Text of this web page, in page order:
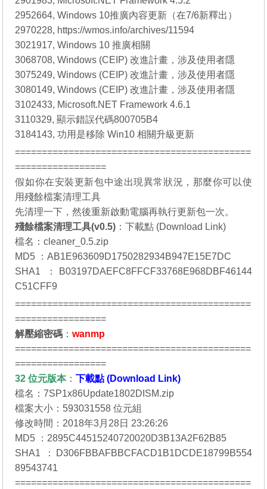
2952664, Windows 10推廣內容更新（在7/6新釋出）
2970228, https://wmos.info/archives/11594
3021917, Windows 10 推廣相關
3068708, Windows (CEIP) 改進計畫，涉及使用者隱
3075249, Windows (CEIP) 改進計畫，涉及使用者隱
3080149, Windows (CEIP) 改進計畫，涉及使用者隱
3102433, Microsoft.NET Framework 4.6.1
3110329, 顯示錯誤代碼800705B4
3184143, 功用是移除 Win10 相關升級更新
============================================
=================
假如你在安裝更新包中途出現異常狀況，那麼你可以使
用殘餘檔案清理工具
先清理一下，然後重新啟動電腦再執行更新包一次。
殘餘檔案清理工具(v0.5) ：下載點 (Download Link)
檔名：cleaner_0.5.zip
MD5 ：AB1E963609D1750282934B947E15E7DC
SHA1 ：B03197DAEFC8FFCF33768E968DBF46144
C51CFF9
============================================
=================
解壓縮密碼 ：wanmp
============================================
=================
32 位元版本：下載點 (Download Link)
檔名：7SP1x86Update1802DISM.zip
檔案大小：593031558 位元組
修改時間：2018年3月28日 23:26:26
MD5 ：2895C44515240720020D3B13A2F62B85
SHA1 ：D306FBBAFBBCFACD1B1DCDE18799B554
89543741
============================================